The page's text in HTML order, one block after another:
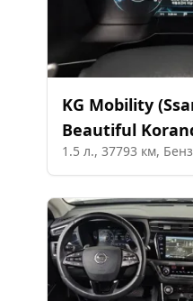
KG Mobility
Beautiful
1.5 л., 37793 км,